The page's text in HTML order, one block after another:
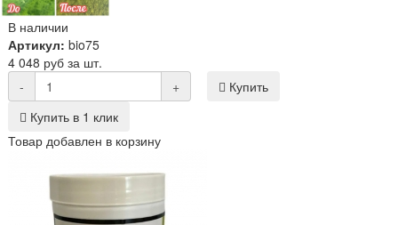
В наличии
Артикул: bio75
4 048 руб за шт.
-
+
Купить
Купить в 1 клик
Товар добавлен в корзину